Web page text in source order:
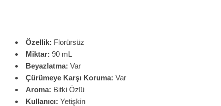
Özellik: Florürsüz
Miktar: 90 mL
Beyazlatma: Var
Çürümeye Karşı Koruma: Var
Aroma: Bitki Özlü
Kullanıcı: Yetişkin